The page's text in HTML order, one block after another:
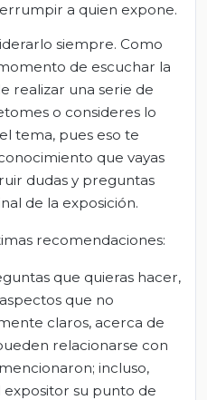
a quien expone.
siempre. Como
de escuchar la
realizar una serie de
o consideres lo
tema, pues eso te
que vayas
dudas y preguntas
de la exposición.
recomendaciones:
que quieras hacer,
que no
claros, acerca de
relacionarse con
incluso,
su punto de